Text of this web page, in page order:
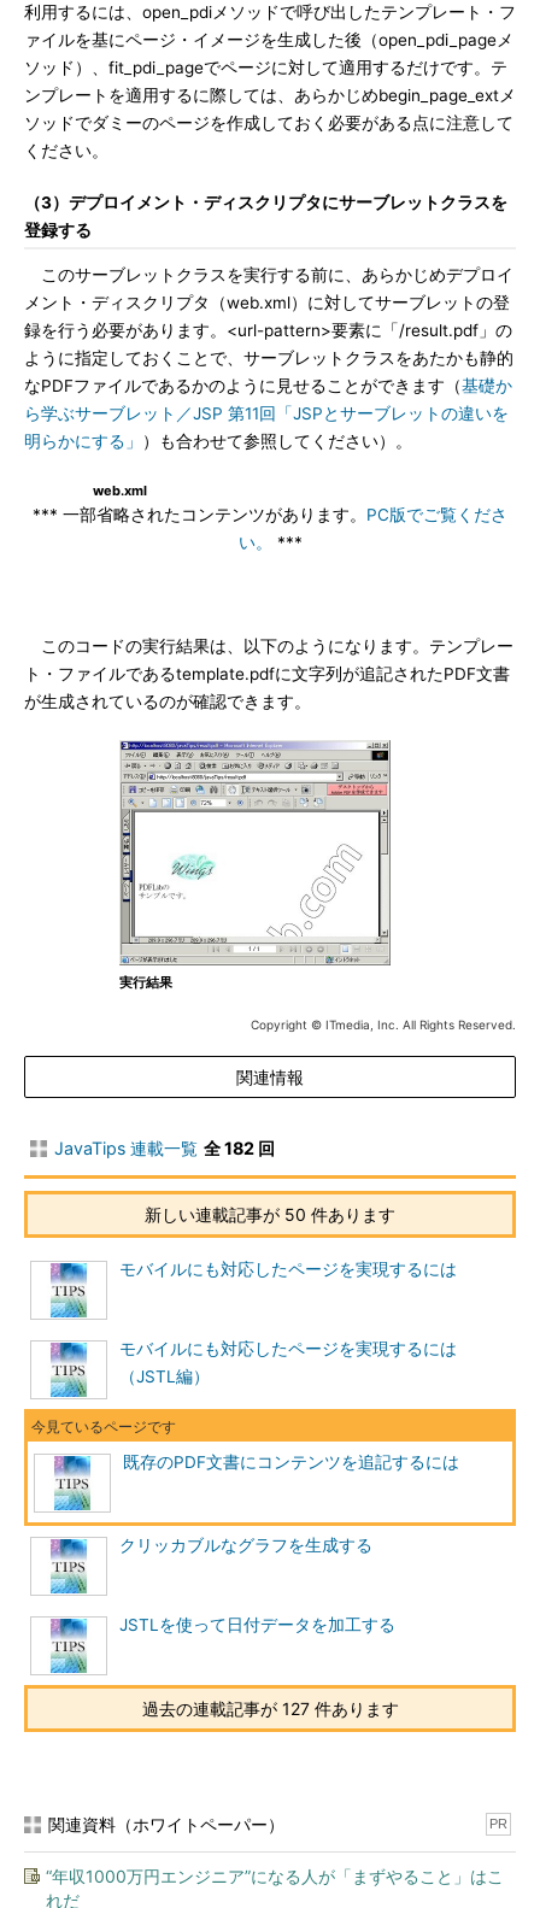
利用するには、open_pdiメソッドで呼び出したテンプレート・フ
ァイルを基にページ・イメージを生成した後（open_pdi_pageメ
ソッド）、fit_pdi_pageでページに対して適用するだけです。テ
ンプレートを適用するに際しては、あらかじめbegin_page_extメ
ソッドでダミーのページを作成しておく必要がある点に注意して
ください。
（3）デプロイメント・ディスクリプタにサーブレットクラスを
登録する
このサーブレットクラスを実行する前に、あらかじめデプロイ
メント・ディスクリプタ（web.xml）に対してサーブレットの登
録を行う必要があります。<url-pattern>要素に「/result.pdf」の
ように指定しておくことで、サーブレットクラスをあたかも静的
なPDFファイルであるかのように見せることができます（基礎か
ら学ぶサーブレット／JSP 第11回「JSPとサーブレットの違いを
明らかにする」
）も合わせて参照してください）。
web.xml
*** 一部省略されたコンテンツがあります。 PC版でご覧くださ
い。
***
このコードの実行結果は、以下のようになります。テンプレー
ト・ファイルであるtemplate.pdfに文字列が追記されたPDF文書
が生成されているのが確認できます。
実行結果
Copyright © ITmedia, Inc. All Rights Reserved.
関連情報
JavaTips 連載一覧 全 182 回
新しい連載記事が 50 件あります
モバイルにも対応したページを実現するには
モバイルにも対応したページを実現するには
（JSTL編）
既存のPDF文書にコンテンツを追記するには
クリッカブルなグラフを生成する
JSTLを使って日付データを加工する
過去の連載記事が 127 件あります
関連資料（ホワイトペーパー） PR
“年収1000万円エンジニア”になる人が「まずやること」はこ
れだ